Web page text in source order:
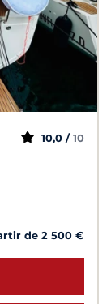
10,0 / 10
de 2 500 €